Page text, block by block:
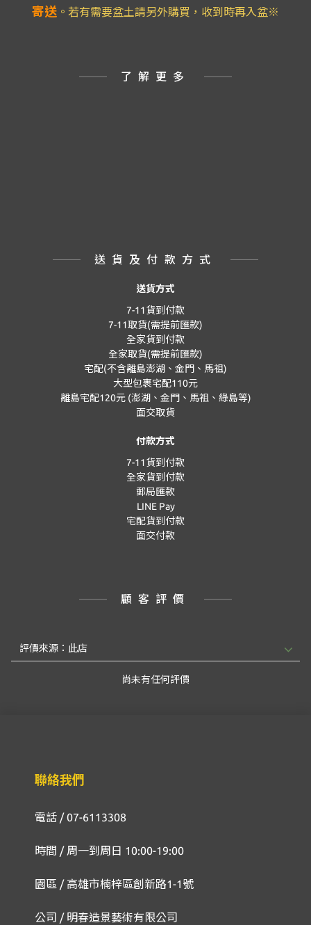
寄送 。若有需要盆土請另外購買，收到時再入盆※
了解更多
送貨及付款方式
送貨方式
7-11貨到付款
7-11取貨(需提前匯款)
全家貨到付款
全家取貨(需提前匯款)
宅配(不含離島澎湖、金門、馬祖)
大型包裹宅配110元
離島宅配120元 (澎湖、金門、馬祖、綠島等)
面交取貨
付款方式
7-11貨到付款
全家貨到付款
郵局匯款
LINE Pay
宅配貨到付款
面交付款
顧客評價
尚未有任何評價
聯絡我們
電話 / 07-6113308
時間 / 周一到周日 10:00-19:00
園區 / 高雄市楠梓區創新路1-1號
公司 / 明春造景藝術有限公司